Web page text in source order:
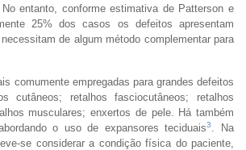
entanto, conforme estimativa de Patterson e
25% dos casos os defeitos apresentam
de algum método complementar para
comumente empregadas para grandes defeitos
cutâneos; retalhos fasciocutâneos; retalhos
musculares; enxertos de pele. Há também
o uso de expansores teciduais3
. Na
se considerar a condição física do paciente,